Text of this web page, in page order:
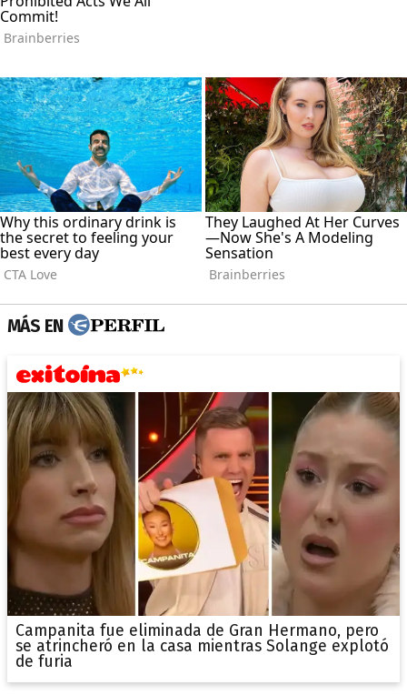
MÁS EN
Campanita fue eliminada de Gran Hermano, pero
se atrincheró en la casa mientras Solange explotó
de furia